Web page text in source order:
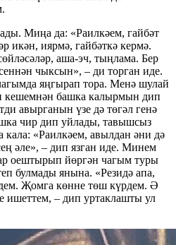
Миңа да: «Раилкәем, гайбәт
икән, иярмә, гайбәткә кермә.
аша-эч, тыңлама. Бер
чыксын», – ди торган иде.
яңгырап тора. Менә шулай
кешемнән башка калырмын дип
авырганын үзе дә төгәл генә
чир дип уйлады, тавышсыз
кала: «Раилкәем, авылдан әни дә
әле», – дип язган иде. Минем
оештырып йөргән чагым туры
булмады янына. «Резидә апа,
Җомга көнне төш күрдем. Ә
– дип уртаклашты ул